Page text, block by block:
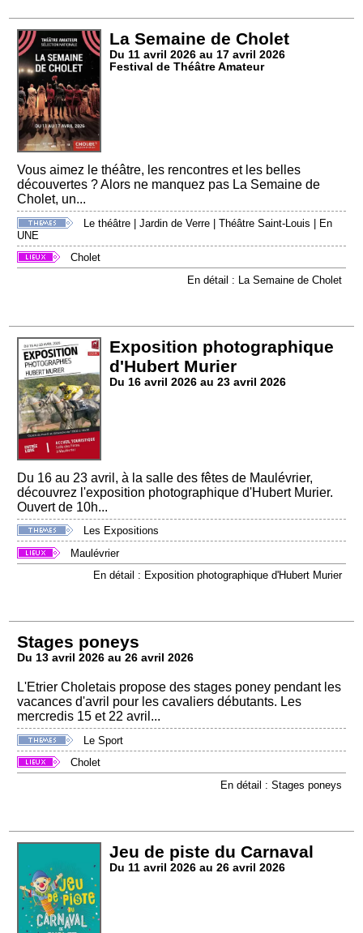
La Semaine de Cholet
Du 11 avril 2026 au 17 avril 2026
Festival de Théâtre Amateur
Vous aimez le théâtre, les rencontres et les belles
découvertes ? Alors ne manquez pas La Semaine de
Cholet, un...
Le théâtre |Jardin de Verre |Théâtre Saint-Louis | En
UNE
Cholet
En détail : La Semaine de Cholet
Exposition photographique
d'Hubert Murier
Du 16 avril 2026 au 23 avril 2026
Du 16 au 23 avril, à la salle des fêtes de Maulévrier,
découvrez l'exposition photographique d'Hubert Murier.
Ouvert de 10h...
Les Expositions
Maulévrier
En détail : Exposition photographique d'Hubert Murier
Stages poneys
Du 13 avril 2026 au 26 avril 2026
L'Etrier Choletais propose des stages poney pendant les
vacances d'avril pour les cavaliers débutants. Les
mercredis 15 et 22 avril...
Le Sport
Cholet
En détail : Stages poneys
Jeu de piste du Carnaval
Du 11 avril 2026 au 26 avril 2026